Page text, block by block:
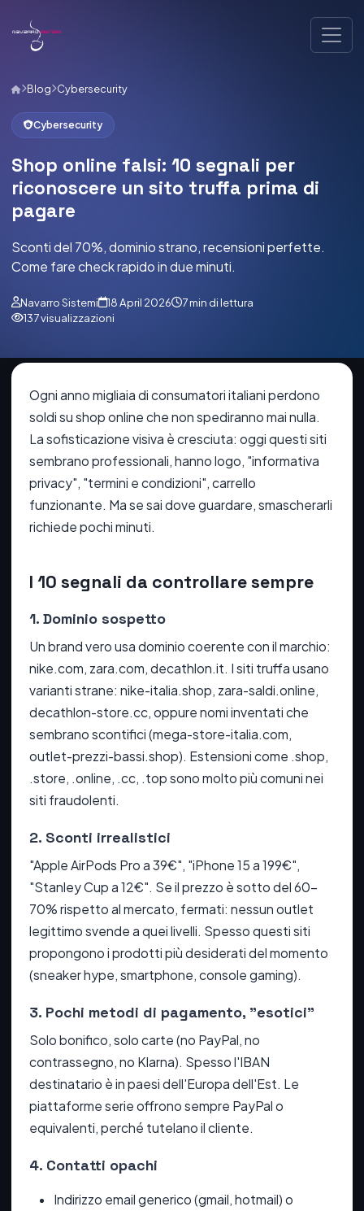
Blog Cybersecurity
Cybersecurity
Shop online falsi: 10 segnali per
riconoscere un sito truffa prima di
pagare
Sconti del 70%, dominio strano, recensioni perfette.
Come fare check rapido in due minuti.
Navarro Sistemi 18 April 2026
7 min di lettura
137 visualizzazioni
Ogni anno migliaia di consumatori italiani perdono
soldi su shop online che non spediranno mai nulla.
La sofisticazione visiva è cresciuta: oggi questi siti
sembrano professionali, hanno logo, "informativa
privacy", "termini e condizioni", carrello
funzionante. Ma se sai dove guardare, smascherarli
richiede pochi minuti.
I 10 segnali da controllare sempre
1. Dominio sospetto
Un brand vero usa dominio coerente con il marchio:
nike.com, zara.com, decathlon.it. I siti truffa usano
varianti strane: nike-italia.shop, zara-saldi.online,
decathlon-store.cc, oppure nomi inventati che
sembrano scontifici (mega-store-italia.com,
outlet-prezzi-bassi.shop). Estensioni come .shop,
.store, .online, .cc, .top sono molto più comuni nei
siti fraudolenti.
2. Sconti irrealistici
"Apple AirPods Pro a 39€", "iPhone 15 a 199€",
"Stanley Cup a 12€". Se il prezzo è sotto del 60-
70% rispetto al mercato, fermati: nessun outlet
legittimo svende a quei livelli. Spesso questi siti
propongono i prodotti più desiderati del momento
(sneaker hype, smartphone, console gaming).
3. Pochi metodi di pagamento, "esotici"
Solo bonifico, solo carte (no PayPal, no
contrassegno, no Klarna). Spesso l'IBAN
destinatario è in paesi dell'Europa dell'Est. Le
piattaforme serie offrono sempre PayPal o
equivalenti, perché tutelano il cliente.
4. Contatti opachi
Indirizzo email generico (gmail, hotmail) o